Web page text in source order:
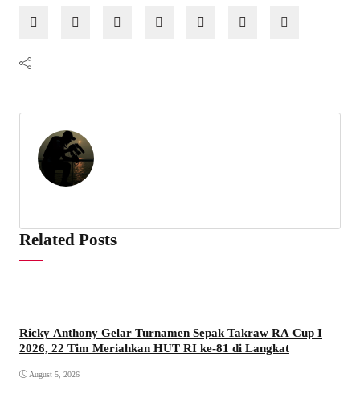
Related Posts
Ricky Anthony Gelar Turnamen Sepak Takraw RA Cup I
2026, 22 Tim Meriahkan HUT RI ke-81 di Langkat
August 5, 2026